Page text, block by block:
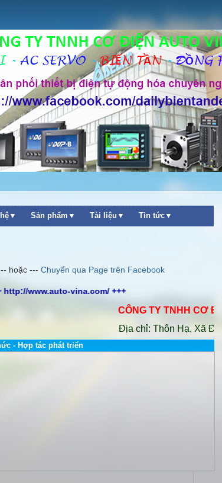
Sản phẩm▼ Tài liệu▼ Tin tức▼
hoặc --- Chuyển qua Page trên Facebook
http://www.auto-vina.com/ +++
CÔNG TY TNHH CƠ ĐIỆN
Địa chỉ: Thôn Hạ, Xã Đông
- Hợp tác phát triển
++ Chào mừng quý khách